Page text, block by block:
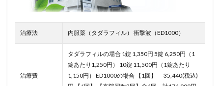
治療法 内服薬（タダラフィル） 衝撃波（ED1000）
治療費
タダラフィルの場合 1錠 1,350円 5錠 6,250円（1
錠あたり1,250円） 10錠 11,500円（1錠あたり
1,150円） ED1000の場合
【1回】 35,440(税込)